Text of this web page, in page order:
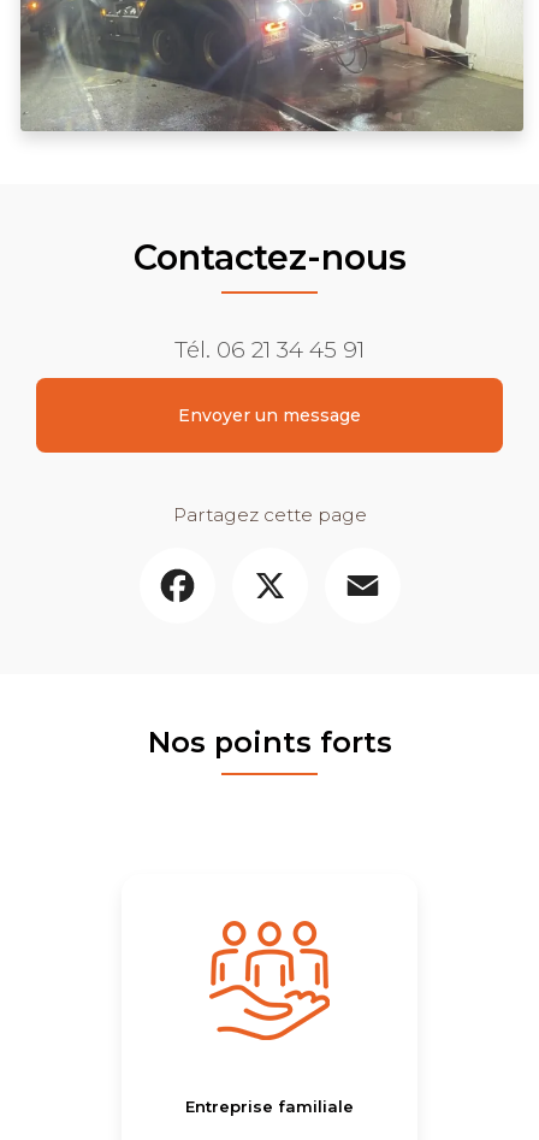
Contactez-nous
Tél. 06 21 34 45 91
Envoyer un message
Partagez cette page
Nos points forts
Entreprise familiale